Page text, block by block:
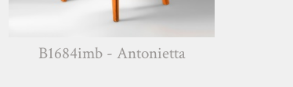
B1684imb - Antonietta